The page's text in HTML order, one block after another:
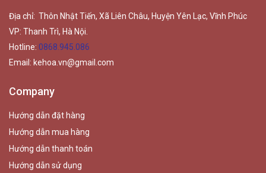
Địa chỉ: Thôn Nhật Tiến, Xã Liên Châu, Huyện Yên Lạc, Vĩnh Phúc
VP: Thanh Trì, Hà Nội.
Hotline: 0868.945.086
Email: kehoa.vn@gmail.com
Company
Hướng dẫn đặt hàng
Hướng dẫn mua hàng
Hướng dẫn thanh toán
Hướng dẫn sử dụng